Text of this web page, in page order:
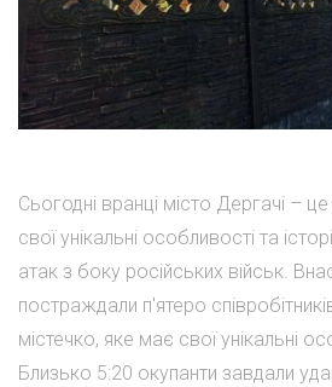
Сьогодні вранці місто Дергачі –
свої унікальні особливості та
атак з боку російських військ.
постраждали п'ятеро
містечко, яке має свої унікальні
Близько 5:20 окупанти завдали